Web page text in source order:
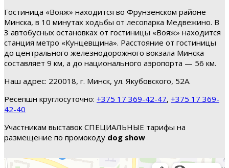
Гостиница «Вояж» находится во Фрунзенском районе
Минска, в 10 минутах ходьбы от лесопарка Медвежино. В
3 автобусных остановках от гостиницы «Вояж» находится
станция метро «Кунцевщина». Расстояние от гостиницы
до центрального железнодорожного вокзала Минска
составляет 9 км, а до национального аэропорта — 56 км.
Наш адрес: 220018, г. Минск, ул. Якубовского, 52А.
Ресепшн круглосуточно: +375 17 369-42-47, +375 17 369-
42-40
Участникам выставок СПЕЦИАЛЬНЫЕ тарифы на
размещение по промокоду dog show